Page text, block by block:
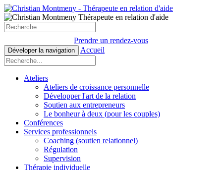
Prendre un rendez-vous
Déveloper la navigation Accueil
Ateliers
Ateliers de croissance personnelle
Développer l'art de la relation
Soutien aux entrepreneurs
Le bonheur à deux (pour les couples)
Conférences
Services professionnels
Coaching (soutien relationnel)
Régulation
Supervision
Thérapie individuelle